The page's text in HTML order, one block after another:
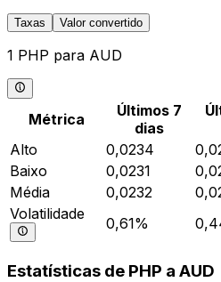
Taxas Valor convertido
1 PHP para AUD
Métrica
Últimos 7
dias
Alto
0,0234
Baixo
0,0231
Média
0,0232
Volatilidade
0,61%
Estatísticas de PHP a AUD